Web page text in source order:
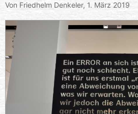
Von Friedhelm Denkeler, 1. März 2019